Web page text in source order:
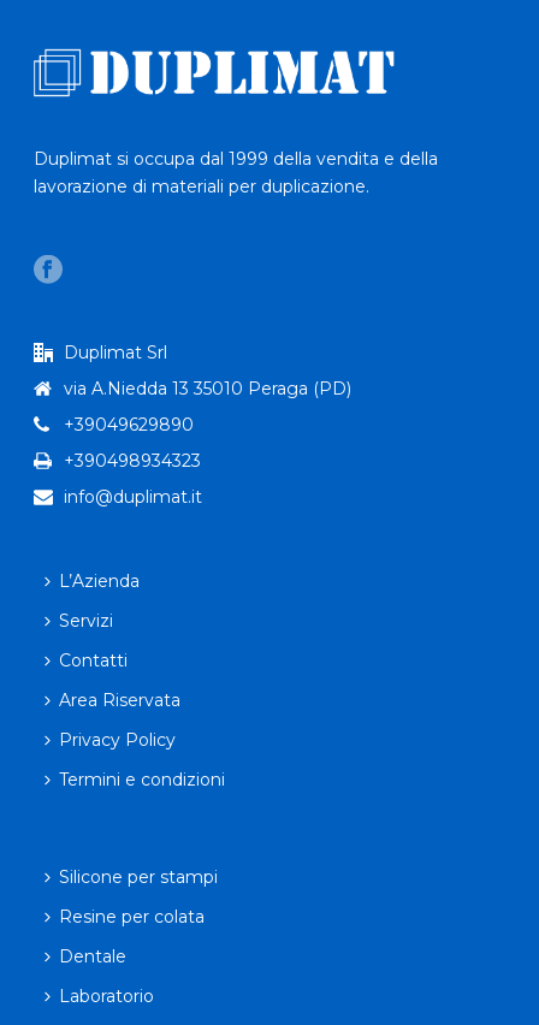
Duplimat si occupa dal 1999 della vendita e della
lavorazione di materiali per duplicazione.
Duplimat Srl
via A.Niedda 13 35010 Peraga (PD)
+39049629890
+390498934323
info@duplimat.it
L’Azienda
Servizi
Contatti
Area Riservata
Privacy Policy
Termini e condizioni
Silicone per stampi
Resine per colata
Dentale
Laboratorio